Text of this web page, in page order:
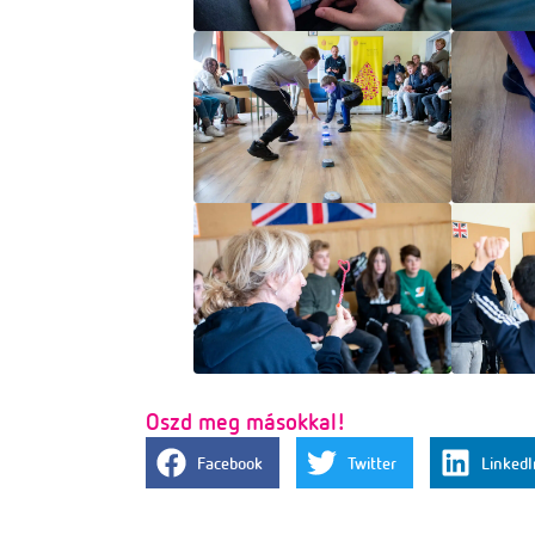
Oszd meg másokkal!
Facebook Twitter